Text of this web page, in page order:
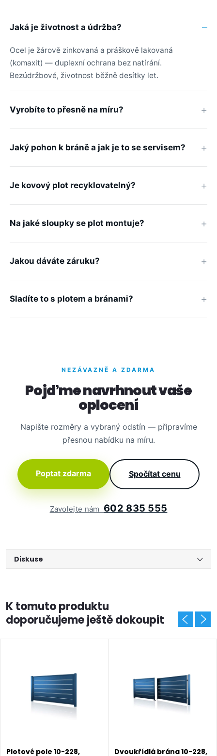
Jaká je životnost a údržba?
Ocel je žárově zinkovaná a práškově lakovaná
(komaxit) — duplexní ochrana bez natírání.
Bezúdržbové, životnost běžně desítky let.
Vyrobíte to přesně na míru?
Jaký pohon k bráně a jak je to se servisem?
Je kovový plot recyklovatelný?
Na jaké sloupky se plot montuje?
Jakou dáváte záruku?
Sladíte to s plotem a bránami?
NEZÁVAZNĚ A ZDARMA
Pojďme navrhnout vaše
oplocení
Napište rozměry a vybraný odstín — připravíme
přesnou nabídku na míru.
Poptat zdarma Spočítat cenu
Zavolejte nám 602 835 555
Diskuse
K tomuto produktu
doporučujeme ještě dokoupit
Plotové pole 10-228,
Dvoukřídlá brána 10-228,